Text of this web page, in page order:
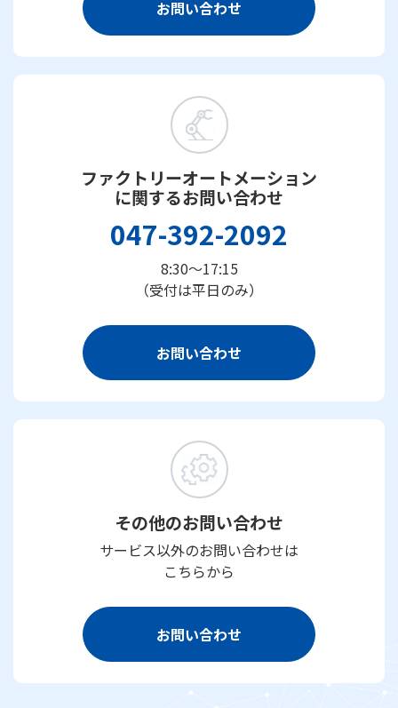
お問い合わせ
ファクトリーオートメーション
に関するお問い合わせ
047-392-2092
8:30～17:15
（受付は平日のみ）
お問い合わせ
その他のお問い合わせ
サービス以外のお問い合わせは
こちらから
お問い合わせ